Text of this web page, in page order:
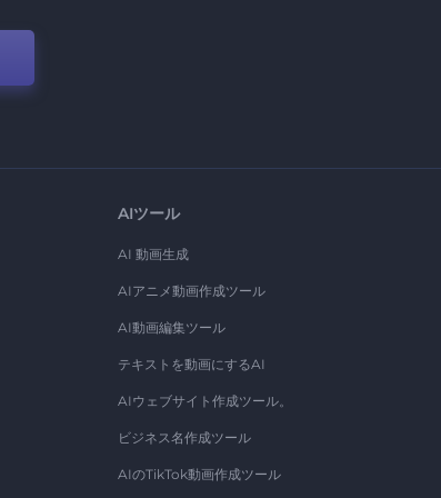
AIツール
AI 動画生成
AIアニメ動画作成ツール
AI動画編集ツール
テキストを動画にするAI
AIウェブサイト作成ツール。
ビジネス名作成ツール
AIのTikTok動画作成ツール